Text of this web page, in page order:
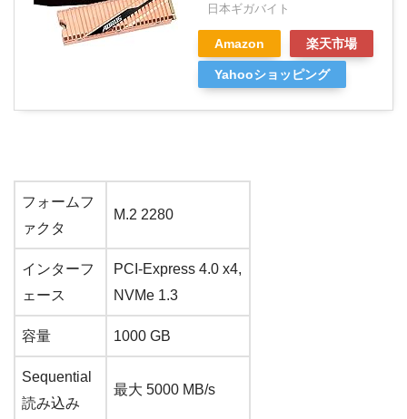
日本ギガバイト
Amazon 楽天市場
Yahooショッピング
フォームフ
ァクタ
M.2 2280
インターフ
ェース
PCI-Express 4.0 x4,
NVMe 1.3
容量 1000 GB
Sequential
読み込み
最大 5000 MB/s